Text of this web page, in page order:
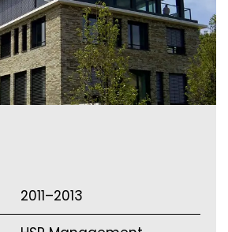
2011–2013